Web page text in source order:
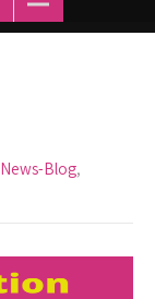
News-Blog,